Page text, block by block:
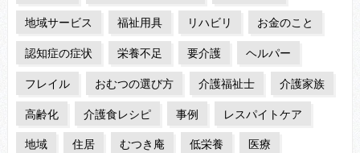
地域サービス 福祉用具 リハビリ お金のこと
認知症の症状 栄養不足 要介護 ヘルパー
フレイル おむつの選び方 介護福祉士 介護家族
高齢化 介護食レシピ 事例 レスパイトケア
地域 住居 むつき庵 低栄養 医療